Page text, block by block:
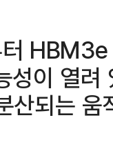
이 열려
산되는